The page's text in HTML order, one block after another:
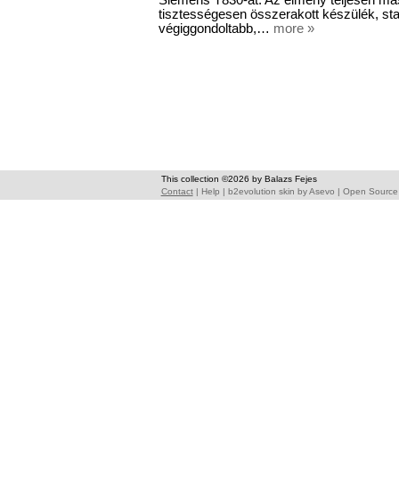
tisztességesen összerakott készülék,
végiggondoltabb,… more »
This collection ©2026 by Balazs Fejes
Contact| Help | b2evolution skin byAsevo | Open Source